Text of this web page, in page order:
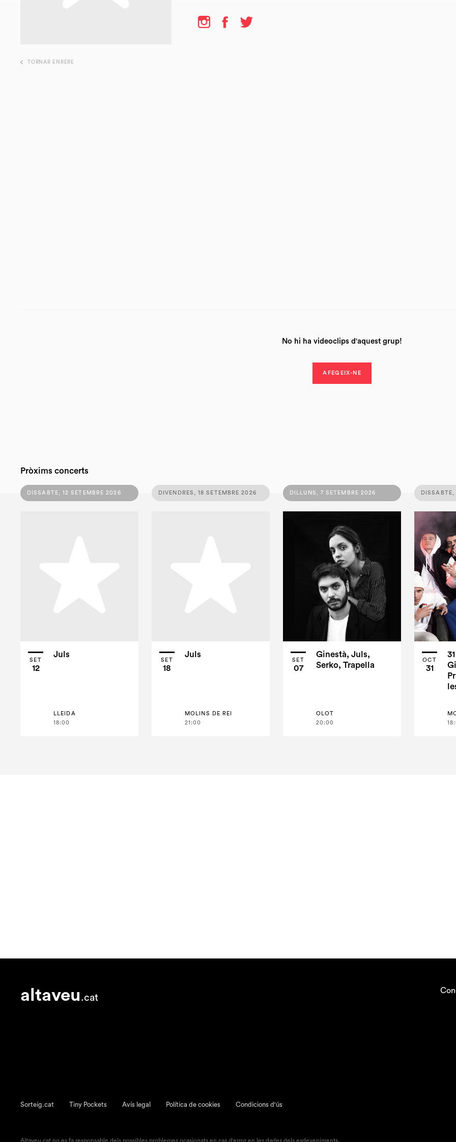
TORNAR ENRERE
No hi ha videoclips d'aquest grup!
AFEGEIX-NE
Pròxims concerts
DISSABTE, 12 SETEMBRE 2026
SET
12
Juls
LLEIDA
18:00
DIVENDRES, 18 SETEMBRE 2026
SET
18
Juls
MOLINS DE REI
21:00
DILLUNS, 7 SETEMBRE 2026
SET
07
Ginestà, Juls,
Serko, Trapella
OLOT
20:00
DISSABTE,
OCT
31
altaveu.cat
Sorteig.cat Tiny Pockets Avís legal Política de cookies Condicions d'ús
Altaveu.cat no es fa responsable dels possibles problemes ocasionats en cas d'error en les dades dels esdeveniments.